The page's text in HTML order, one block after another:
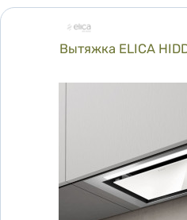
Вытяжка ELICA